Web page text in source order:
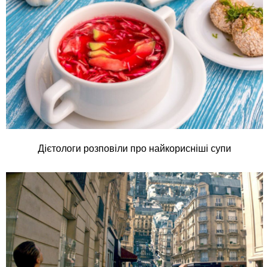
Дієтологи розповіли про найкорисніші супи